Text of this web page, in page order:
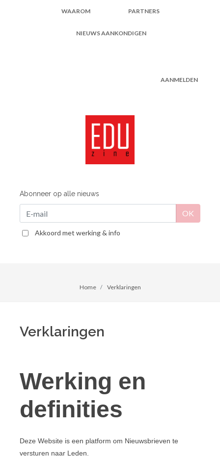
WAAROM PARTNERS
NIEUWS AANKONDIGEN
AANMELDEN
Abonneer op alle nieuws
Akkoord met werking & info
Home Verklaringen
Verklaringen
Werking en
definities
Deze Website is een platform om Nieuwsbrieven te
versturen naar Leden.